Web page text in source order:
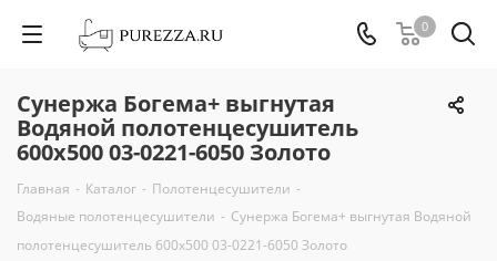
0
Сунержа Богема+ выгнутая
Водяной полотенцесушитель
600х500 03-0221-6050 Золото
Главная - Каталог - Полотенцесушители -
Водяные полотенцесушители - Сунержа Богема+ выгнутая Водяной
полотенцесушитель 600х500 03-0221-6050 Золото